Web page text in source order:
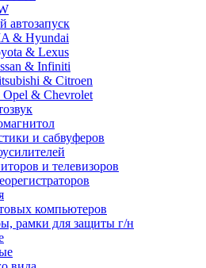
автозапуск
& Hyundai
& Lexus
& Infiniti
& Citroen
Opel & Chevrolet
и сабвуферов
и телевизоров
компьютеров
рамки для защиты г/н